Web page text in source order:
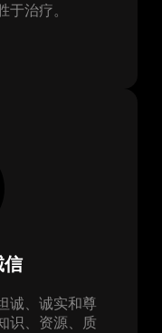
于治疗。
信
诚、诚实和尊
识、资源、质